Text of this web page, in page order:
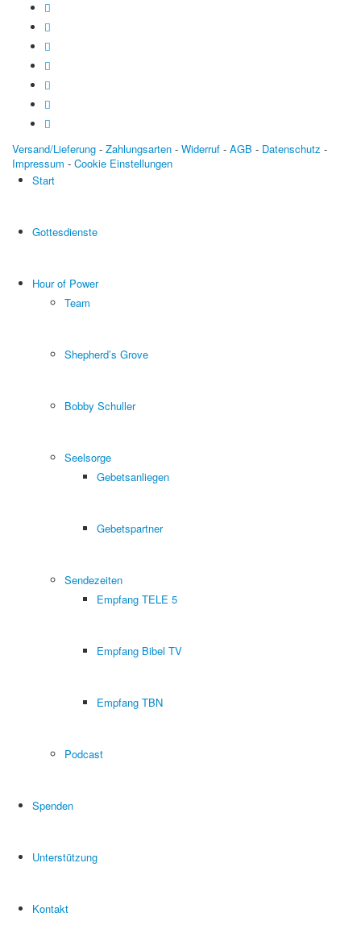
Versand/Lieferung - Zahlungsarten - Widerruf - AGB - Datenschutz -
Impressum - Cookie Einstellungen
Start
Gottesdienste
Hour of Power
Team
Shepherd’s Grove
Bobby Schuller
Seelsorge
Gebetsanliegen
Gebetspartner
Sendezeiten
Empfang TELE 5
Empfang Bibel TV
Empfang TBN
Podcast
Spenden
Unterstützung
Kontakt